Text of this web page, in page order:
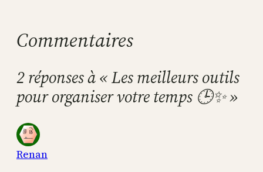
Commentaires
2 réponses à « Les meilleurs outils
pour organiser votre temps 🕒✨ »
Renan